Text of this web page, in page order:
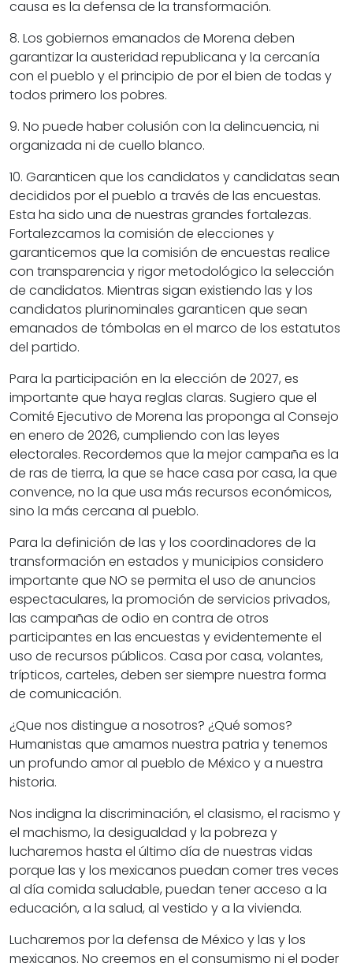
causa es la defensa de la transformación.
8. Los gobiernos emanados de Morena deben
garantizar la austeridad republicana y la cercanía
con el pueblo y el principio de por el bien de todas y
todos primero los pobres.
9. No puede haber colusión con la delincuencia, ni
organizada ni de cuello blanco.
10. Garanticen que los candidatos y candidatas sean
decididos por el pueblo a través de las encuestas.
Esta ha sido una de nuestras grandes fortalezas.
Fortalezcamos la comisión de elecciones y
garanticemos que la comisión de encuestas realice
con transparencia y rigor metodológico la selección
de candidatos. Mientras sigan existiendo las y los
candidatos plurinominales garanticen que sean
emanados de tómbolas en el marco de los estatutos
del partido.
Para la participación en la elección de 2027, es
importante que haya reglas claras. Sugiero que el
Comité Ejecutivo de Morena las proponga al Consejo
en enero de 2026, cumpliendo con las leyes
electorales. Recordemos que la mejor campaña es la
de ras de tierra, la que se hace casa por casa, la que
convence, no la que usa más recursos económicos,
sino la más cercana al pueblo.
Para la definición de las y los coordinadores de la
transformación en estados y municipios considero
importante que NO se permita el uso de anuncios
espectaculares, la promoción de servicios privados,
las campañas de odio en contra de otros
participantes en las encuestas y evidentemente el
uso de recursos públicos. Casa por casa, volantes,
trípticos, carteles, deben ser siempre nuestra forma
de comunicación.
¿Que nos distingue a nosotros? ¿Qué somos?
Humanistas que amamos nuestra patria y tenemos
un profundo amor al pueblo de México y a nuestra
historia.
Nos indigna la discriminación, el clasismo, el racismo y
el machismo, la desigualdad y la pobreza y
lucharemos hasta el último día de nuestras vidas
porque las y los mexicanos puedan comer tres veces
al día comida saludable, puedan tener acceso a la
educación, a la salud, al vestido y a la vivienda.
Lucharemos por la defensa de México y las y los
mexicanos. No creemos en el consumismo ni el poder